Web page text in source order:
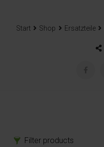
Start Shop Ersatzteile
Filter products